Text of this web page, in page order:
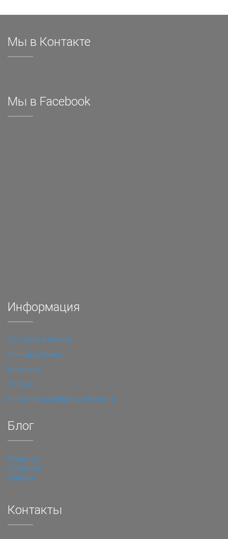
Мы в Контакте
Мы в Facebook
Информация
Доставка и оплата
Личный кабинет
Контакты
Услуги
Политика конфиденциальности
Блог
Новости
Полезное
Галерея
Контакты